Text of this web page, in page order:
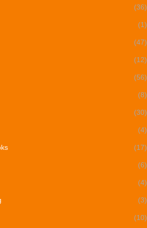
(36)
(1)
(47)
(12)
(56)
(8)
(30)
(4)
(17)
(6)
(4)
(3)
(10)